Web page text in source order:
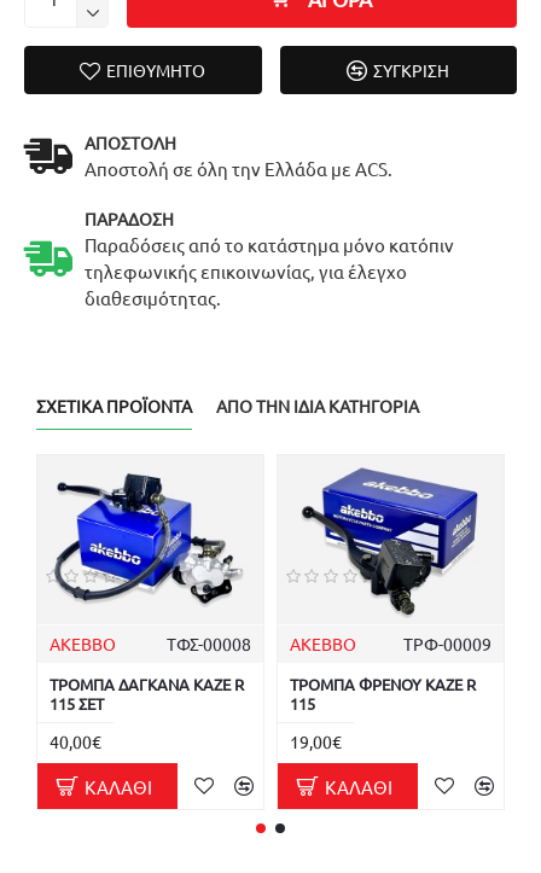
ΕΠΙΘΥΜΗΤΌ ΣΎΓΚΡΙΣΗ
ΑΠΟΣΤΟΛΉ
Αποστολή σε όλη την Ελλάδα με ACS.
ΠΑΡΆΔΟΣΗ
Παραδόσεις από το κατάστημα μόνο κατόπιν
τηλεφωνικής επικοινωνίας, για έλεγχο
διαθεσιμότητας.
ΣΧΕΤΙΚΆ ΠΡΟΪΌΝΤΑ ΑΠΌ ΤΗΝ ΊΔΙΑ ΚΑΤΗΓΟΡΊΑ
AKEBBO ΤΦΣ-00008
ΤΡΟΜΠΑ ΔΑΓΚΑΝΑ KAZE R
115 ΣΕΤ
40,00€
ΚΑΛΆΘΙ
AKEBBO ΤΡΦ-00009
ΤΡΟΜΠΑ ΦΡΕΝΟΥ KAZE R
115
19,00€
ΚΑΛΆΘΙ